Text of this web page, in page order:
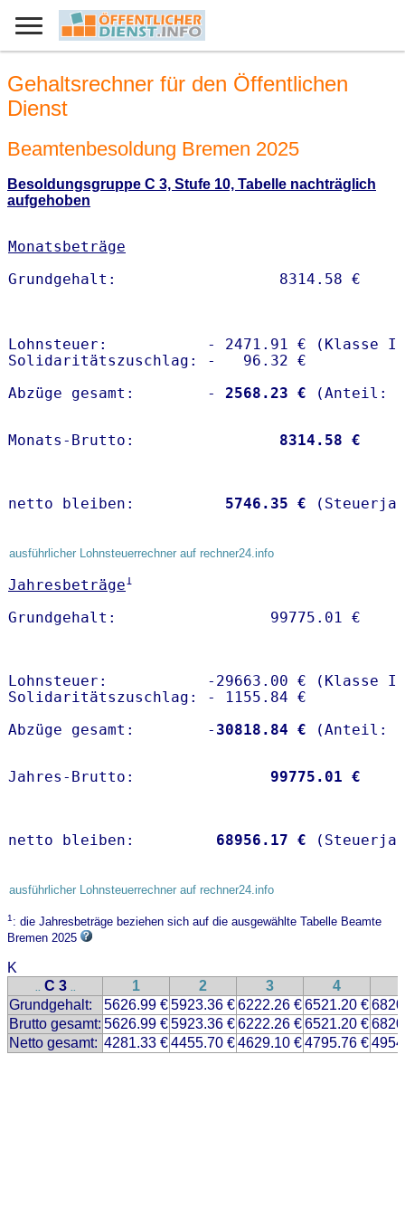
Gehaltsrechner für den Öffentlichen
Dienst
Beamtenbesoldung Bremen 2025
Besoldungsgruppe C 3, Stufe 10, Tabelle nachträglich
aufgehoben
Monatsbeträge
Lohnsteuer:           - 2471.91 € (Klasse I)
Solidaritätszuschlag: -   96.32 €
Abzüge gesamt:        -
2568.23 €
Monats-Brutto: 8314.58 €
netto bleiben: 5746.35 €
ausführlicher Lohnsteuerrechner auf rechner24.info
Jahresbeträge1
Lohnsteuer:           -29663.00 € (Klasse I)
Solidaritätszuschlag: - 1155.84 €
Abzüge gesamt:        - 30818.84 €
Jahres-Brutto: 99775.01 €
netto bleiben: 68956.17 €
ausführlicher Lohnsteuerrechner auf rechner24.info
1: die Jahresbeträge beziehen sich auf die ausgewählte Tabelle Beamte
Bremen 2025
K
.. C 3 .. 1 2 3 4
Grundgehalt:
5626.99 €5923.36 €6222.26 €6521.20 €
Brutto gesamt: 5626.99 €5923.36 €6222.26 €6521.20 €
Netto gesamt: 4281.33 €4455.70 €4629.10 €4795.76 €